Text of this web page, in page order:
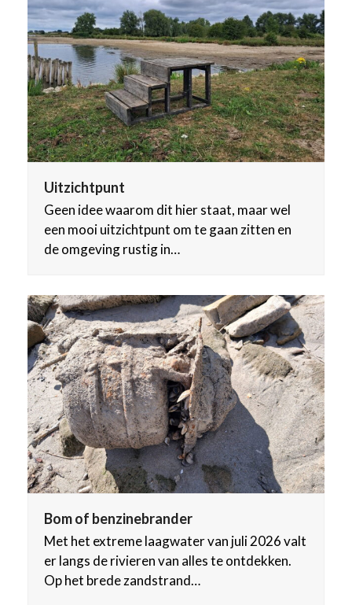
Uitzichtpunt
Geen idee waarom dit hier staat, maar wel
een mooi uitzichtpunt om te gaan zitten en
de omgeving rustig in…
Bom of benzinebrander
Met het extreme laagwater van juli 2026 valt
er langs de rivieren van alles te ontdekken.
Op het brede zandstrand…